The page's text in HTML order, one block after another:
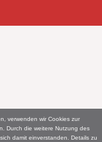
verwenden wir Cookies zur
Durch die weitere Nutzung des
damit einverstanden. Details zu